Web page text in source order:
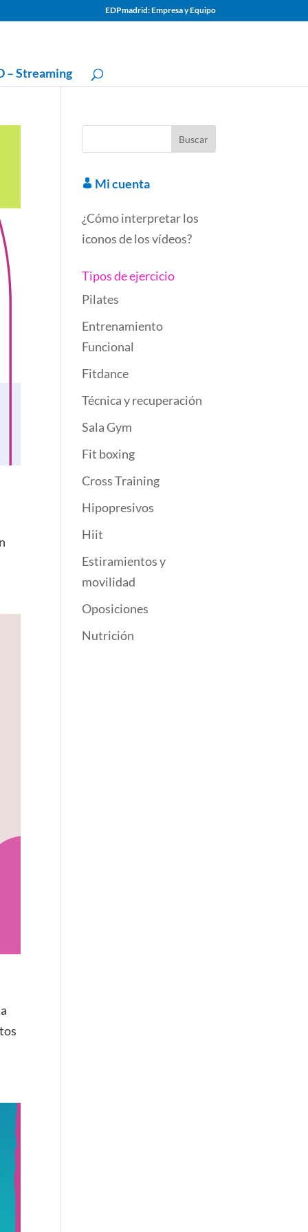
EDPmadrid: Empresa y Equipo
– Streaming
Mi cuenta
¿Cómo interpretar los
iconos de los vídeos?
Tipos de ejercicio
Pilates
Entrenamiento
Funcional
Fitdance
Técnica y recuperación
Sala Gym
Fit boxing
Cross Training
Hipopresivos
Hiit
Estiramientos y
movilidad
Oposiciones
Nutrición